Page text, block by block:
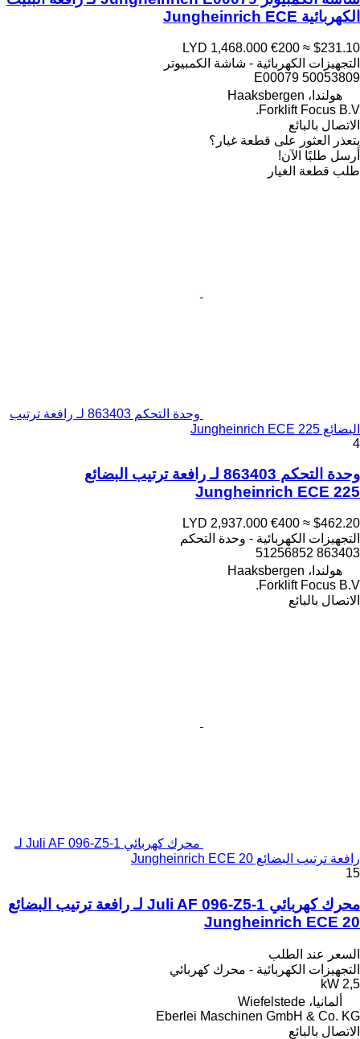
الكهربائية Jungheinrich ECE
LYD 1,468.000 €200 ≈ $231.10
التجهيزات الكهربائية - شاشة الكمبيوتر
E00079 50053809
هولندا، Haaksbergen
Forklift Focus B.V.
الاتصال بالبائع
يتعذر العثور على قطعة غيار؟
أرسل طلبًا الآن!
طلب قطعة الغيار
وحدة التحكم 863403 لـ رافعة ترتيب
البضائع Jungheinrich ECE 225
4
وحدة التحكم 863403 لـ رافعة ترتيب البضائع
Jungheinrich ECE 225
LYD 2,937.000 €400 ≈ $462.20
التجهيزات الكهربائية - وحدة التحكم
863403 51256852
هولندا، Haaksbergen
Forklift Focus B.V.
الاتصال بالبائع
محرك كهربائي Juli AF 096-Z5-1 لـ
رافعة ترتيب البضائع Jungheinrich ECE 20
15
محرك كهربائي Juli AF 096-Z5-1 لـ رافعة ترتيب البضائع
Jungheinrich ECE 20
السعر عند الطلب
التجهيزات الكهربائية - محرك كهربائي
2,5 kW
ألمانيا، Wiefelstede
Eberlei Maschinen GmbH & Co. KG
الاتصال بالبائع